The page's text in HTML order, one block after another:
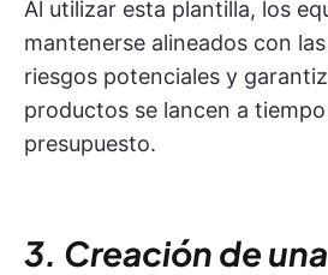
Al utilizar esta plantilla, los
mantenerse alineados con
riesgos potenciales y
productos se lancen a
presupuesto.
3. Creación de